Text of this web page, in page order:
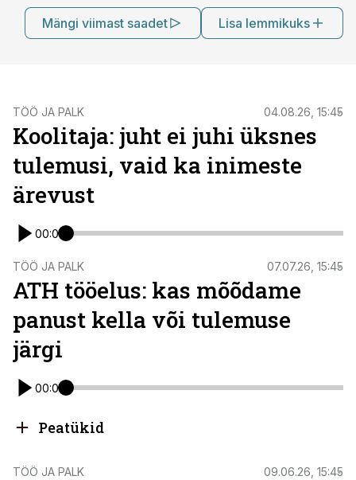
Mängi viimast saadet Lisa lemmikuks
TÖÖ JA PALK 04.08.26, 15:45
Koolitaja: juht ei juhi üksnes
tulemusi, vaid ka inimeste
ärevust
00:00
TÖÖ JA PALK 07.07.26, 15:45
ATH tööelus: kas mõõdame
panust kella või tulemuse
järgi
00:00
Peatükid
TÖÖ JA PALK 09.06.26, 15:45